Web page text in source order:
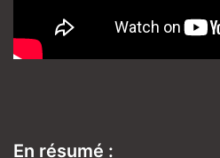
En résumé :